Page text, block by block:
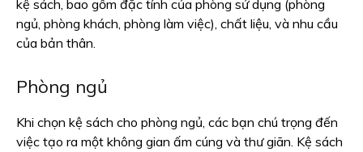
kệ sách, bao gồm đặc tính của phòng sử dụng (phòng
ngủ, phòng khách, phòng làm việc), chất liệu, và nhu cầu
của bản thân.
Phòng ngủ
Khi chọn kệ sách cho phòng ngủ, các bạn chú trọng đến
việc tạo ra một không gian ấm cúng và thư giãn. Kệ sách